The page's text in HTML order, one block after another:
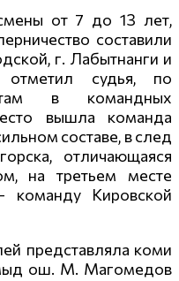
от 7 до 13 лет,
составили
г. Лабытнанги и
судья, по
в командных
вышла команда
составе, в след
отличающаяся
на третьем месте
команду Кировской
представляла коми
ош. М. Магомедов